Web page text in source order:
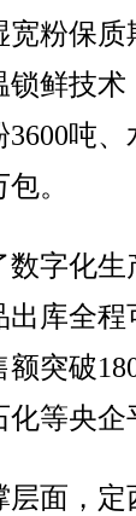
宽粉保
锁鲜技
3600吨
。
字化生
出库全
额突破
等央企
面，定